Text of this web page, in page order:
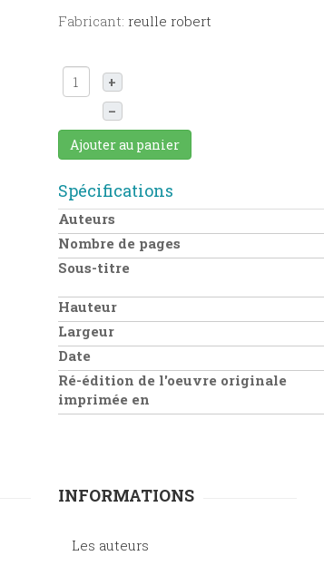
Fabricant: reulle robert
+
–
Ajouter au panier
Spécifications
Auteurs
Nombre de pages
Sous-titre
Hauteur
Largeur
Date
Ré-édition de l'oeuvre originale
imprimée en
INFORMATIONS
Les auteurs